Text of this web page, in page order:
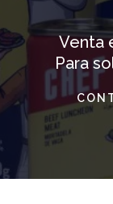
Venta
Para